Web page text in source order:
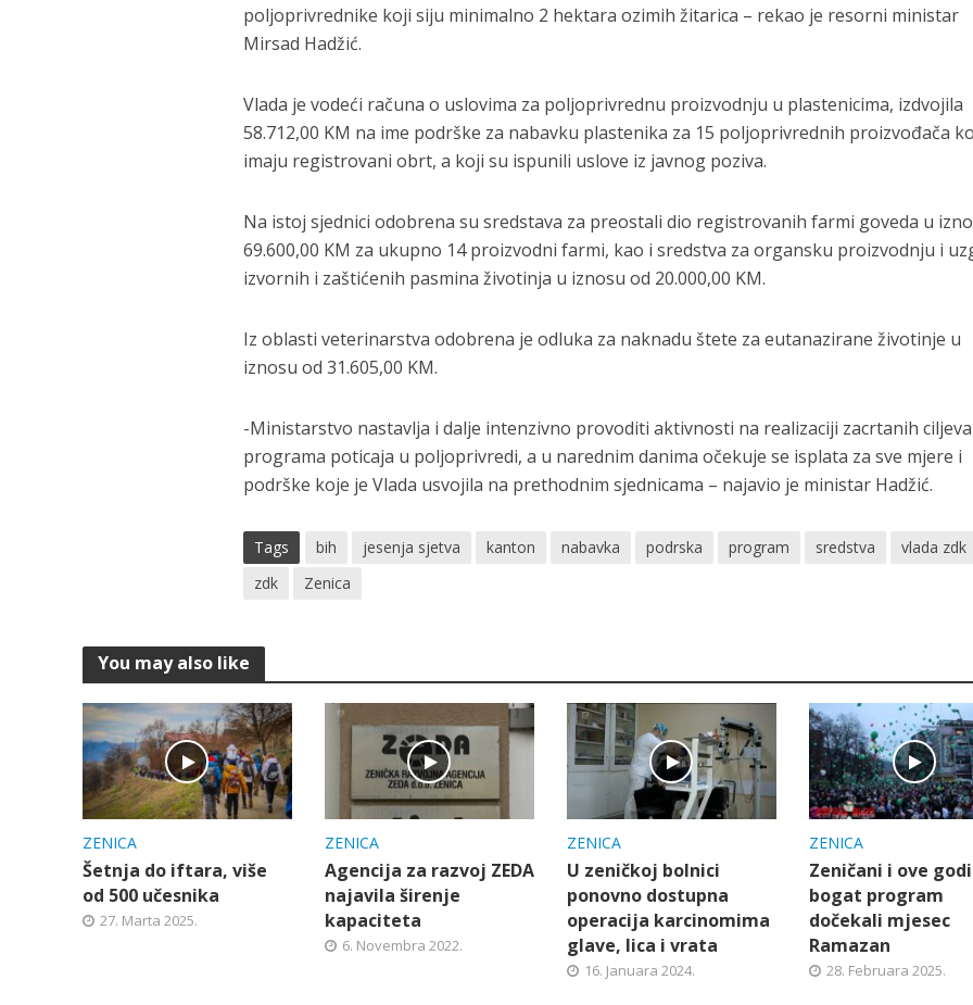
poljoprivrednike koji siju minimalno 2 hektara ozimih žitarica – rekao je resorni ministar
Mirsad Hadžić.
Vlada je vodeći računa o uslovima za poljoprivrednu proizvodnju u plastenicima, izdvojila
58.712,00 KM na ime podrške za nabavku plastenika za 15 poljoprivrednih proizvođača
imaju registrovani obrt, a koji su ispunili uslove iz javnog poziva.
Na istoj sjednici odobrena su sredstava za preostali dio registrovanih farmi goveda u
69.600,00 KM za ukupno 14 proizvodni farmi, kao i sredstva za organsku proizvodnju i
izvornih i zaštićenih pasmina životinja u iznosu od 20.000,00 KM.
Iz oblasti veterinarstva odobrena je odluka za naknadu štete za eutanazirane životinje u
iznosu od 31.605,00 KM.
-Ministarstvo nastavlja i dalje intenzivno provoditi aktivnosti na realizaciji zacrtanih ciljeva
programa poticaja u poljoprivredi, a u narednim danima očekuje se isplata za sve mjere i
podrške koje je Vlada usvojila na prethodnim sjednicama – najavio je ministar Hadžić.
Tags bih jesenja sjetva kanton nabavka podrska program sredstva
vlada zdk
zdk
Zenica
You may also like
ZENICA
Šetnja do iftara, više
od 500 učesnika
27. Marta 2025.
ZENICA
Agencija za razvoj ZEDA
najavila širenje
kapaciteta
6. Novembra 2022.
ZENICA
U zeničkoj bolnici
ponovno dostupna
operacija karcinomima
glave, lica i vrata
16. Januara 2024.
ZENICA
Zeničani i ove
bogat program
dočekali mjesec
Ramazan
28. Februara 2025.